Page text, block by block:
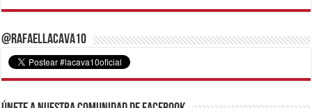
@RafaelLacava10